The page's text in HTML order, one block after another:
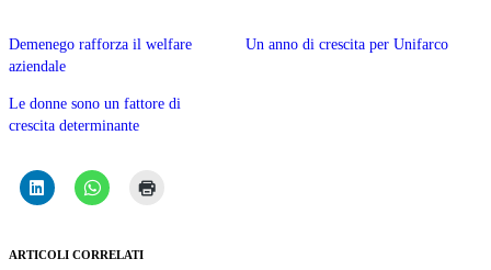
Demenego rafforza il welfare
aziendale
Un anno di crescita per Unifarco
Le donne sono un fattore di
crescita determinante
ARTICOLI CORRELATI